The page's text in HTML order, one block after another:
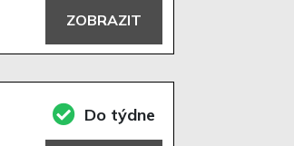
ZOBRAZIT
Do týdne